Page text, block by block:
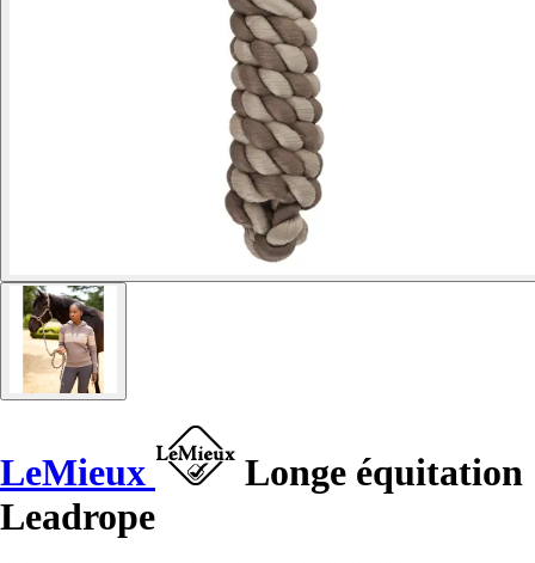
LeMieux
Longe équitation
Leadrope